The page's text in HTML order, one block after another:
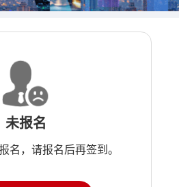
未报名
名，请报名后再签到。